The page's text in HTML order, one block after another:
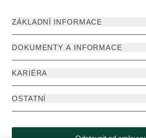
ZÁKLADNÍ INFORMACE
DOKUMENTY A INFORMACE
KARIÉRA
OSTATNÍ